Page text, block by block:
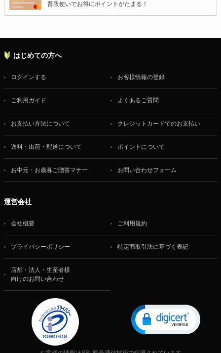
普段使いでお得にポイントがたまる！
はじめての方へ
ログインする お客様情報の登録
ご利用ガイド よくあるご質問
お支払い方法について クレジットカードでのお支払い
送料・出荷・配送について ポイントについて
お中元・お歳暮ご贈答マナー お問い合わせフォーム
運営会社
会社概要 ご利用規約
プライバシーポリシー 特定商取引法に基づく表記
店舗・法人・生産者様
向けのお問い合わせ